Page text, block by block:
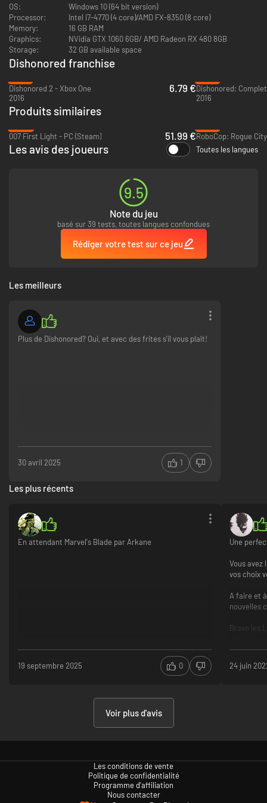
les origines de l'Outsider, vous ferez face à des opposants mortels, des
puissances antiques et des choix difficiles qui changeront pour toujours le
monde qui vous entoure.
CARACTERISTIQUES
Grâce à un nouvel ensemble de pouvoirs destructeurs, de gadgets et
d'armes, abordez chaque situation à votre manière. Utilisez vos
sans vous faire remarquer ou éliminez brutalement toute
opposition.
Tuer l'Outsider relève de l’impossible. Pour y arriver, vous devrez
plonger dans les profondeurs les plus sombres de Karnaca. En
chemin, infiltrez des clubs de combat clandestins, des cultes de
magie noire, et participez à un braquage de banque digne des plus
grands films d’action.
De nouveaux ennemis redoutables
éliminez de dangereux ennemis tels que l'immortel Visionnaire, les
Acceptez des Contrats et éliminez des cibles secondaires au fil de
vos missions.
Rejouez avec le New Game+
OS:
Windows 10 (64 bit version)
Processor:
Intel i7-4770 (4 core)/AMD FX-8350 (8 core)
Memory:
16 GB RAM
Graphics:
NVidia GTX 1060 6GB/ AMD Radeon RX 480 8GB
Storage:
32 GB available space
Dishonored franchise
Dishonored 2 - Xbox One
2016
6.79 €Dishonored:
2016
Produits similaires
007 First Light - PC (Steam)
51.99 €
Les avis des joueurs Toutes les langues
9.5
Note du jeu
basé sur 39 tests, toutes langues confondues
Rédiger votre test sur ce jeu
Les meilleurs
Plus de Dishonored? Oui, et avec des frites s'il vous plaît!
30 avril 2025 1
Les plus récents
En attendant Marvel's Blade par Arkane
19 septembre 2025 0
Une
Vous avez
vos choix
A faire et
nouvelles
Bravo les
Choix
24 juin
Voir plus d'avis
Les conditions de vente
Politique de confidentialité
Programme d'affiliation
Nous contacter